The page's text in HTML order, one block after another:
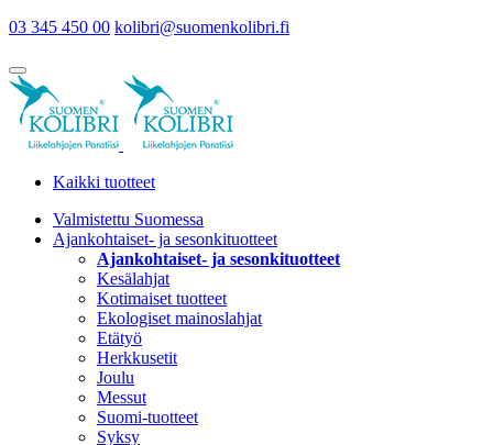
03 345 450 00 kolibri@suomenkolibri.fi
Kaikki tuotteet
Valmistettu Suomessa
Ajankohtaiset- ja sesonkituotteet
Ajankohtaiset- ja sesonkituotteet
Kesälahjat
Kotimaiset tuotteet
Ekologiset mainoslahjat
Etätyö
Herkkusetit
Joulu
Messut
Suomi-tuotteet
Syksy